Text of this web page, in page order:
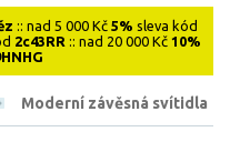
:: nad 5 000 Kč 5% sleva kód
2c43RR :: nad 20 000 Kč 10%
Moderní závěsná svítidla